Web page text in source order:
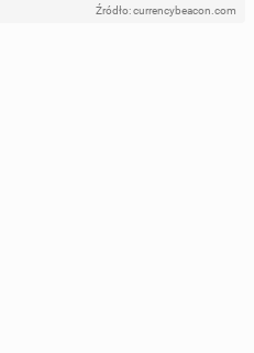
Źródło: currencybeacon.com